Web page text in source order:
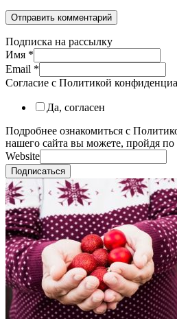
Подписка на рассылку
Имя *
Email *
Согласие с Политикой
Да, согласен
Подробнее ознакомиться с
нашего сайта вы можете, пройдя по
Website
Подписаться